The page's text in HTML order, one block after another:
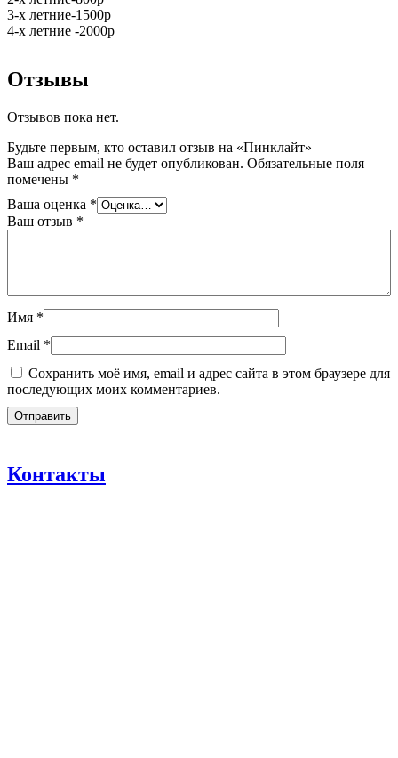
3-х летние-1500р
4-х летние -2000р
Отзывы
Отзывов пока нет.
Будьте первым, кто оставил отзыв на «Пинклайт»
Ваш адрес email не будет опубликован. Обязательные поля
помечены *
Ваша оценка *
Ваш отзыв *
Имя *
Email *
Сохранить моё имя, email и адрес сайта в этом браузере для
последующих моих комментариев.
Контакты